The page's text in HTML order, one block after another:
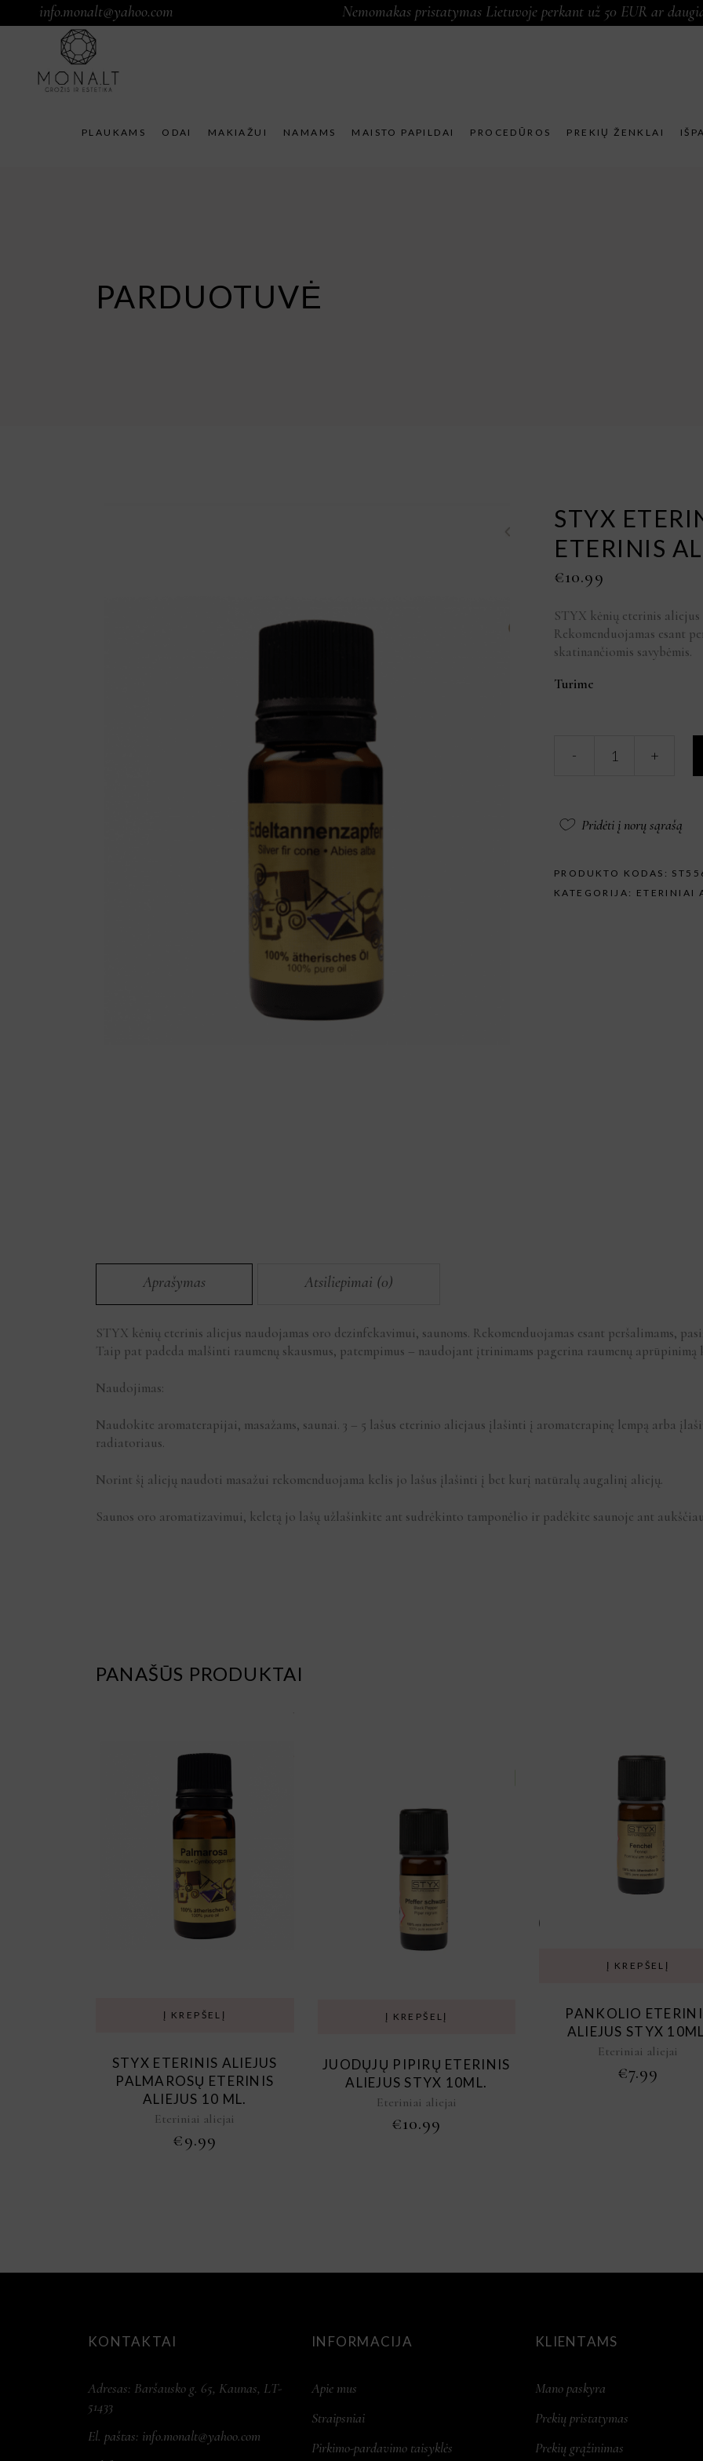
info.monalt@yahoo.com Nemomakas pristatymas Lietuvoje perkant už 50 EUR ar
PLAUKAMS ODAI MAKIAŽUI NAMAMS MAISTO PAPILDAI PROCEDŪROS PREKIŲ ŽENKLAI
PARDUOTUVĖ
STYX
ETERINIS
€10.99
STYX kėnių eterinis
Rekomenduojamas esant
skatinančiomis savybėmis.
Turime
Eterinis
eterinis
aliejus
ml.
kiekis
- +
Pridėti į norų sąrašą
PRODUKTO KODAS:
KATEGORIJA: ETERINIAI
Aprašymas Atsiliepimai (0)
STYX kėnių eterinis aliejus naudojamas oro dezinfekavimui, saunoms. Rekomenduojamas esant peršalimams,
Taip pat padeda malšinti raumenų skausmus, patempimus – naudojant įtrinimams pagerina raumenų
Naudojimas:
Naudokite aromaterapijai, masažams, saunai. 3 – 5 lašus eterinio aliejaus įlašinti į aromaterapinę lempą arba
radiatoriaus.
Norint šį aliejų naudoti masažui rekomenduojama kelis jo lašus įlašinti į bet kurį natūralų augalinį aliejų.
Saunos oro aromatizavimui, keletą jo lašų užlašinkite ant sudrėkinto tamponėlio ir padėkite saunoje ant
PANAŠŪS PRODUKTAI
Į KREPŠELĮ
STYX ETERINIS ALIEJUS
PALMAROSŲ ETERINIS
ALIEJUS 10 ML.
Eteriniai aliejai
€9.99
Į KREPŠELĮ
JUODŲJŲ PIPIRŲ ETERINIS
ALIEJUS STYX 10ML.
Eteriniai aliejai
€10.99
Į KREPŠELĮ
PANKOLIO
ALIEJUS STYX
Eteriniai aliejai
€7.99
KONTAKTAI
Adresas: Baršausko g. 65, Kaunas, LT-
51433
El. paštas: info.monalt@yahoo.com
INFORMACIJA
Apie mus
Straipsniai
Pirkimo-pardavimo taisyklės
KLIENTAMS
Mano paskyra
Prekių pristatymas
Prekių grąžinimas